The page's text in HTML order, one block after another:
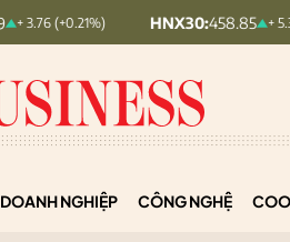
HNX30:458.85 + 5.36 (+1.18%)
DOANH NGHIỆP CÔNG NGHỆ